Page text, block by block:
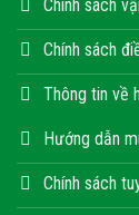
Chính sách
Chính sách
Thông tin về
Hướng dẫn
Chính sách